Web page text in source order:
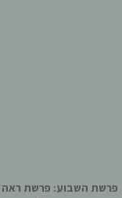
פרשת השבוע: פרשת ראה